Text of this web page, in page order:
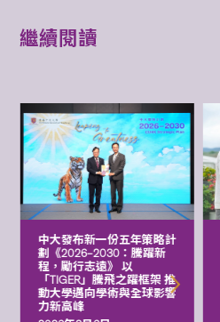
繼續閱讀
中大發布新一份五年策略計
劃《2026‒2030：騰躍新
程，勵行志遠》 以
「TIGER」騰飛之躍框架 推
動大學邁向學術與全球影響
力新高峰